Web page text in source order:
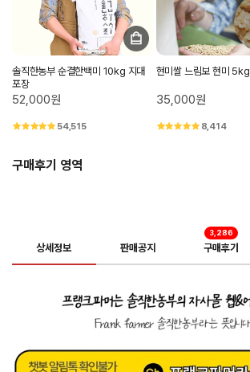
솔직한농부 순결한백미 10kg 지대
포장
52,000원
54,515
현미쌀 느림보 현미 5kg
35,000원
8,414
구매후기 영역
상세정보 판매공지 구매후기
3,286